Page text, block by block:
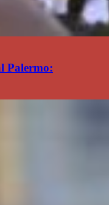
Palermo: